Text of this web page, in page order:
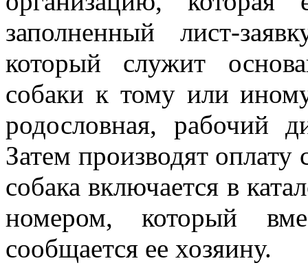
заполненный лист-
который служит
собаки к тому или
родословная, рабочий
Затем производят оплату
собака включается в
номером, который
сообщается ее хозяину.